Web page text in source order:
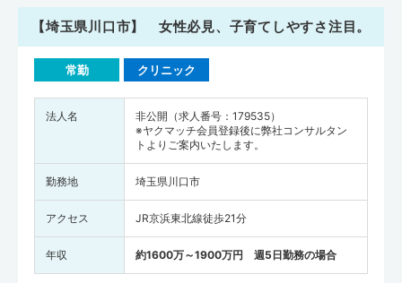
【埼玉県川口市】 女性必見、子育てしやすさ注目。
常勤 クリニック
法人名
非公開（求人番号：179535）
※ヤクマッチ会員登録後に弊社コンサルタン
トよりご案内いたします。
勤務地 埼玉県川口市
アクセス JR京浜東北線徒歩21分
年収 約1600万～1900万円 週5日勤務の場合